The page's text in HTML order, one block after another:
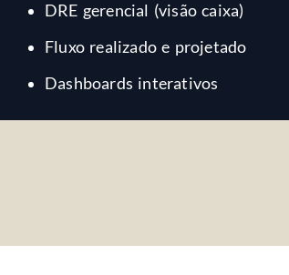
DRE gerencial (visão caixa)
Fluxo realizado e projetado
Dashboards interativos